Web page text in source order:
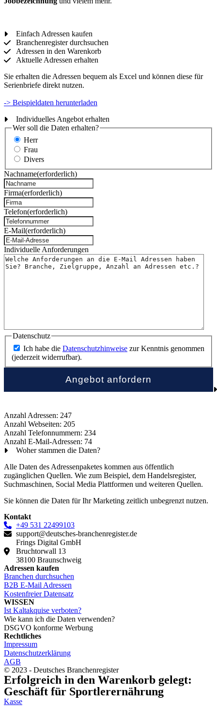
Einfach Adressen kaufen
Branchenregister durchsuchen
Adressen in den Warenkorb
Aktuelle Adressen erhalten
Sie erhalten die Adressen bequem als Excel und können diese für
Serienbriefe direkt nutzen.
-> Beispieldaten herunterladen
Individuelles Angebot erhalten
Wer soll die Daten erhalten?
Herr
Frau
Divers
Nachname(erforderlich)
Firma(erforderlich)
Telefon(erforderlich)
E-Mail(erforderlich)
Individuelle Anforderungen
Datenschutz
Ich habe die Datenschutzhinweise zur Kenntnis genommen
(jederzeit widerrufbar).
Anzahl Adressen: 247
Anzahl Webseiten: 205
Anzahl Telefonnummern: 234
Anzahl E-Mail-Adressen: 74
Woher stammen die Daten?
Alle Daten des Adressenpaketes kommen aus öffentlich
zugänglichen Quellen. Wie zum Beispiel, dem Handelsregister,
Suchmaschinen, Social Media Plattformen und weiteren Quellen.
Sie können die Daten für Ihr Marketing zeitlich unbegrenzt nutzen.
Kontakt
+49 531 22499103
support@deutsches-branchenregister.de
Frings Digital GmbH
Bruchtorwall 13
38100 Braunschweig
Adressen kaufen
Branchen durchsuchen
B2B E-Mail Adressen
Kostenfreier Datensatz
WISSEN
Ist Kaltakquise verboten?
Wie kann ich die Daten verwenden?
DSGVO konforme Werbung
Rechtliches
Impressum
Datenschutzerklärung
AGB
© 2023 - Deutsches Branchenregister
Erfolgreich in den Warenkorb gelegt:
Geschäft für Sportlerernährung
Kasse